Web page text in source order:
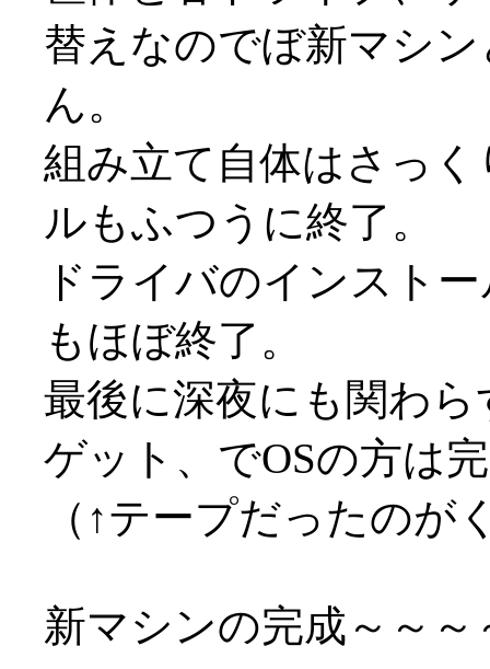
替えなのでぼ新マシ
ん。
組み立て自体はさっ
ルもふつうに終了。
ドライバのインスト
もほぼ終了。
最後に深夜にも関わ
ゲット、でOSの方は
（↑テープだったのが
新マシンの完成～～～